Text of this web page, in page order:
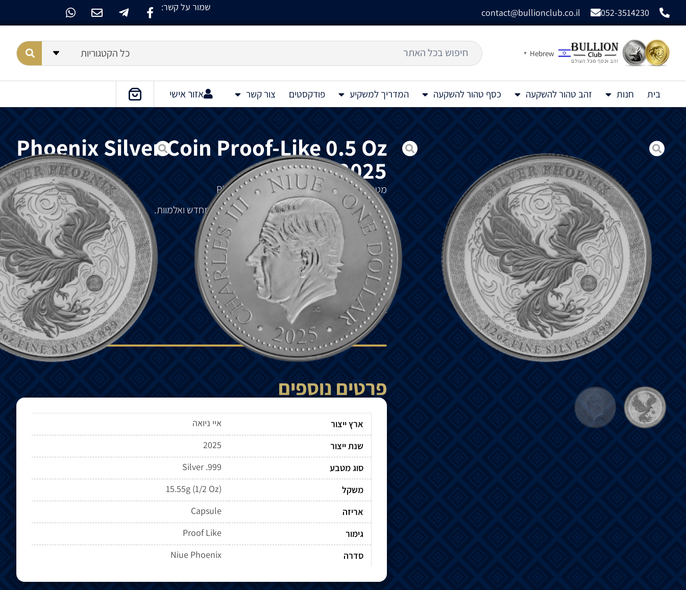
052-3514230
contact@bullionclub.co.il שמור על קשר:
Hebrew
▼ כל הקטגוריות
בית חנות זהב טהור להשקעה כסף טהור להשקעה המדריך למשקיע פודקסטים צור קשר אזור אישי
Phoenix Silver Coin Proof-Like 0.5 Oz
2025
מטבעכסף
מציג
אתעוף החול– ציפורמיתית המסמלתלידהמחדש ואלמוות.
245
₪
הוספה לסל
למדיניות המשלוחים
פרטים נוספים
ארץ ייצור
איי ניואה
שנת ייצור
2025
סוג מטבע
Silver .999
משקל
15.55g (1/2 Oz)
אריזה
Capsule
גימור
Proof Like
סדרה
Niue Phoenix